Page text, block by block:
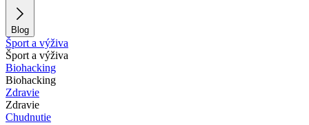
Blog
Šport a výživa
Šport a výživa
Biohacking
Biohacking
Zdravie
Zdravie
Chudnutie